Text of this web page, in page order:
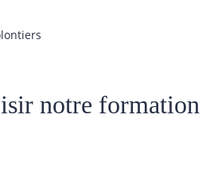
notre formation